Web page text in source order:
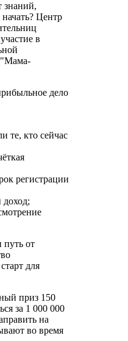
знаний,
Центр
в
"Мама-
дело
те, кто сейчас
регистрации
путь от
для
приз 150
за 1 000 000
на
во время